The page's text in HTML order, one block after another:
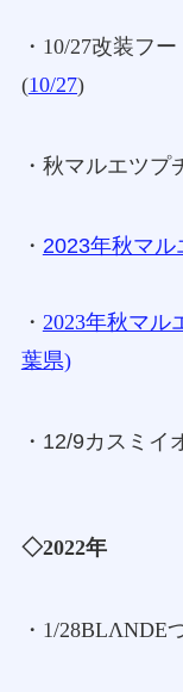
・10/27改装フ
(10/27)
・秋マルエツプ
・ 2023年秋マ
・ 2023年秋マル
葉県)
・12/9カスミイ
◇2022年
・1/28BLΛNDE